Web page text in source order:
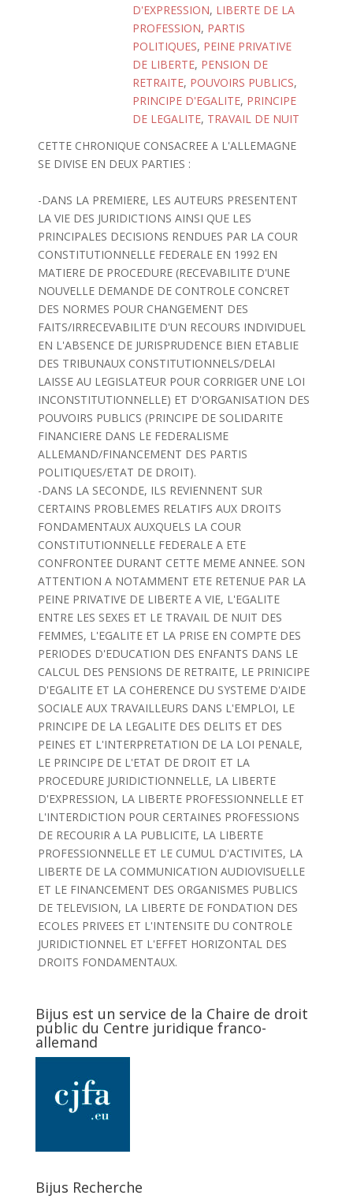
D'EXPRESSION, LIBERTE DE LA
PROFESSION, PARTIS
POLITIQUES, PEINE PRIVATIVE
DE LIBERTE, PENSION DE
RETRAITE, POUVOIRS PUBLICS,
PRINCIPE D'EGALITE, PRINCIPE
DE LEGALITE, TRAVAIL DE NUIT
CETTE CHRONIQUE CONSACREE A L'ALLEMAGNE
SE DIVISE EN DEUX PARTIES :
-DANS LA PREMIERE, LES AUTEURS PRESENTENT
LA VIE DES JURIDICTIONS AINSI QUE LES
PRINCIPALES DECISIONS RENDUES PAR LA COUR
CONSTITUTIONNELLE FEDERALE EN 1992 EN
MATIERE DE PROCEDURE (RECEVABILITE D'UNE
NOUVELLE DEMANDE DE CONTROLE CONCRET
DES NORMES POUR CHANGEMENT DES
FAITS/IRRECEVABILITE D'UN RECOURS INDIVIDUEL
EN L'ABSENCE DE JURISPRUDENCE BIEN ETABLIE
DES TRIBUNAUX CONSTITUTIONNELS/DELAI
LAISSE AU LEGISLATEUR POUR CORRIGER UNE LOI
INCONSTITUTIONNELLE) ET D'ORGANISATION DES
POUVOIRS PUBLICS (PRINCIPE DE SOLIDARITE
FINANCIERE DANS LE FEDERALISME
ALLEMAND/FINANCEMENT DES PARTIS
POLITIQUES/ETAT DE DROIT).
-DANS LA SECONDE, ILS REVIENNENT SUR
CERTAINS PROBLEMES RELATIFS AUX DROITS
FONDAMENTAUX AUXQUELS LA COUR
CONSTITUTIONNELLE FEDERALE A ETE
CONFRONTEE DURANT CETTE MEME ANNEE. SON
ATTENTION A NOTAMMENT ETE RETENUE PAR LA
PEINE PRIVATIVE DE LIBERTE A VIE, L'EGALITE
ENTRE LES SEXES ET LE TRAVAIL DE NUIT DES
FEMMES, L'EGALITE ET LA PRISE EN COMPTE DES
PERIODES D'EDUCATION DES ENFANTS DANS LE
CALCUL DES PENSIONS DE RETRAITE, LE PRINICIPE
D'EGALITE ET LA COHERENCE DU SYSTEME D'AIDE
SOCIALE AUX TRAVAILLEURS DANS L'EMPLOI, LE
PRINCIPE DE LA LEGALITE DES DELITS ET DES
PEINES ET L'INTERPRETATION DE LA LOI PENALE,
LE PRINCIPE DE L'ETAT DE DROIT ET LA
PROCEDURE JURIDICTIONNELLE, LA LIBERTE
D'EXPRESSION, LA LIBERTE PROFESSIONNELLE ET
L'INTERDICTION POUR CERTAINES PROFESSIONS
DE RECOURIR A LA PUBLICITE, LA LIBERTE
PROFESSIONNELLE ET LE CUMUL D'ACTIVITES, LA
LIBERTE DE LA COMMUNICATION AUDIOVISUELLE
ET LE FINANCEMENT DES ORGANISMES PUBLICS
DE TELEVISION, LA LIBERTE DE FONDATION DES
ECOLES PRIVEES ET L'INTENSITE DU CONTROLE
JURIDICTIONNEL ET L'EFFET HORIZONTAL DES
DROITS FONDAMENTAUX.
Bijus est un service de la Chaire de droit
public du Centre juridique franco-
allemand
Bijus Recherche